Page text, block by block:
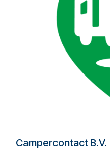
Campercontact B.V.